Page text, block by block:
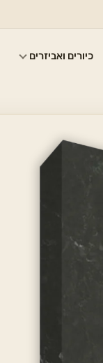
כיורים ואביזרים